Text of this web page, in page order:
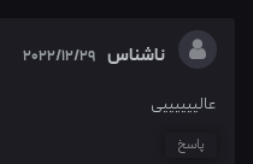
ناشناس 2022/12/29
عالییییییی
پاسخ